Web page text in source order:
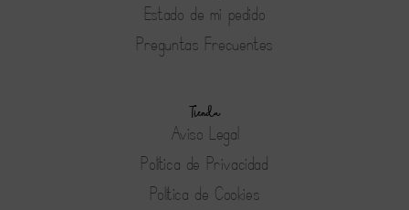
Estado de mi pedido
Preguntas Frecuentes
Tienda
Aviso Legal
Política de Privacidad
Política de Cookies